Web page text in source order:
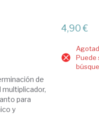
de
multiplicador,
para
y
4,90 €
Puede